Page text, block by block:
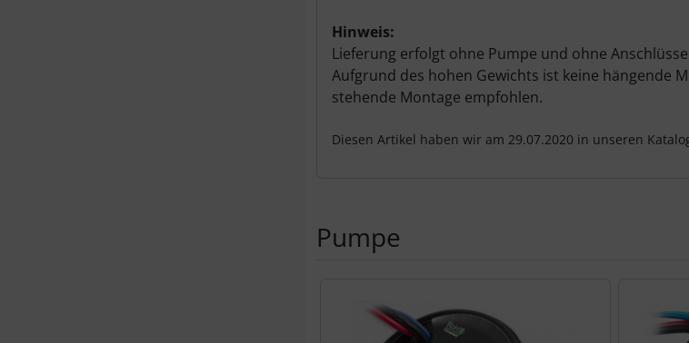
Hinweis:
Lieferung erfolgt ohne Pumpe und ohne
Aufgrund des hohen Gewichts ist keine hängende
stehende Montage empfohlen.
Diesen Artikel haben wir am 29.07.2020 in unseren
Pumpe